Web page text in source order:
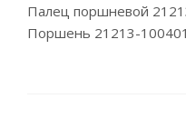
Палец поршневой
Поршень 21213-